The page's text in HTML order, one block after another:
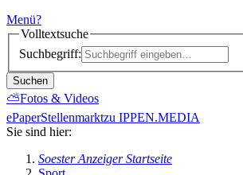
Menü?
Volltextsuche
Suchbegriff:
Suchen
⛅Fotos & Videos
ePaperStellenmarktzu IPPEN.MEDIA
Sie sind hier:
Soester Anzeiger Startseite